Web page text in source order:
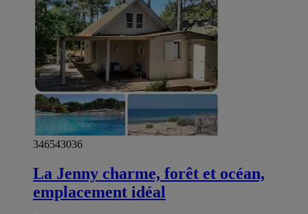
346543036
La Jenny charme, forêt et océan,
emplacement idéal